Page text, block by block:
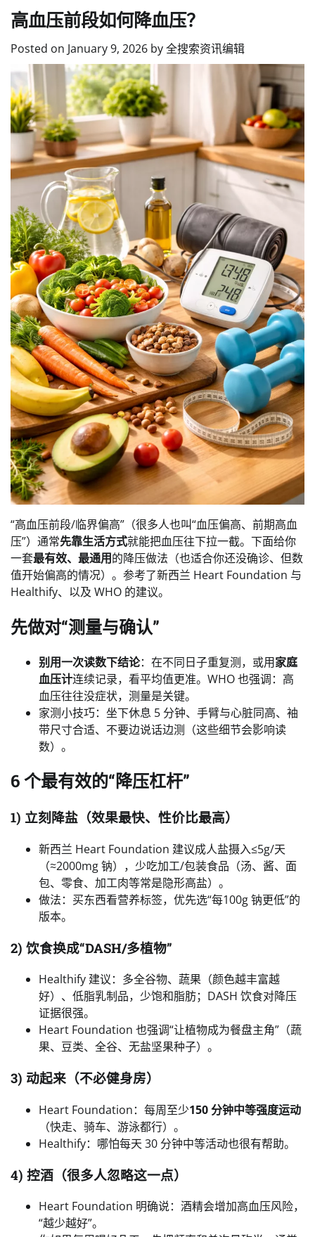
高血压前段如何降血压？
Posted on January 9, 2026 by全搜索资讯编辑
“高血压前段/临界偏高”（很多人也叫“血压偏高、前期高血
压”）通常先靠生活方式就能把血压往下拉一截。下面给你
一套最有效、最通用的降压做法（也适合你还没确诊、但数
值开始偏高的情况）。参考了新西兰 Heart Foundation 与
Healthify、以及 WHO 的建议。
先做对“测量与确认”
别用一次读数下结论：在不同日子重复测，或用家庭
血压计连续记录，看平均值更准。WHO 也强调：高
血压往往没症状，测量是关键。
家测小技巧：坐下休息 5 分钟、手臂与心脏同高、袖
带尺寸合适、不要边说话边测（这些细节会影响读
数）。
6 个最有效的“降压杠杆”
1) 立刻降盐（效果最快、性价比最高）
新西兰 Heart Foundation 建议成人盐摄入≤5g/天
（≈2000mg 钠），少吃加工/包装食品（汤、酱、面
包、零食、加工肉等常是隐形高盐）。
做法：买东西看营养标签，优先选“每100g 钠更低”的
版本。
2) 饮食换成“DASH/多植物”
Healthify 建议：多全谷物、蔬果（颜色越丰富越
好）、低脂乳制品，少饱和脂肪；DASH 饮食对降压
证据很强。
Heart Foundation 也强调“让植物成为餐盘主角”（蔬
果、豆类、全谷、无盐坚果种子）。
3) 动起来（不必健身房）
Heart Foundation：每周至少150 分钟中等强度运动
（快走、骑车、游泳都行）。
Healthify：哪怕每天 30 分钟中等活动也很有帮助。
4) 控酒（很多人忽略这一点）
Heart Foundation 明确说：酒精会增加高血压风险，
“越少越好”。